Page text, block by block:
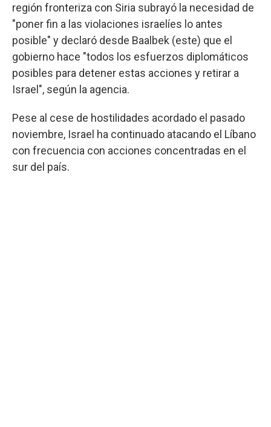
región fronteriza con Siria subrayó la necesidad de
"poner fin a las violaciones israelíes lo antes
posible" y declaró desde Baalbek (este) que el
gobierno hace "todos los esfuerzos diplomáticos
posibles para detener estas acciones y retirar a
Israel", según la agencia.
Pese al cese de hostilidades acordado el pasado
noviembre, Israel ha continuado atacando el Líbano
con frecuencia con acciones concentradas en el
sur del país.